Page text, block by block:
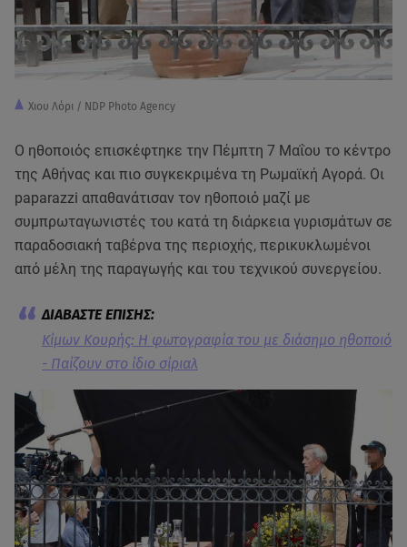
Χιου Λόρι / NDP Photo Agency
Ο ηθοποιός επισκέφτηκε την Πέμπτη 7 Μαΐου το κέντρο
της Αθήνας και πιο συγκεκριμένα τη Ρωμαϊκή Αγορά. Οι
paparazzi απαθανάτισαν τον ηθοποιό μαζί με
συμπρωταγωνιστές του κατά τη διάρκεια γυρισμάτων σε
παραδοσιακή ταβέρνα της περιοχής, περικυκλωμένοι
από μέλη της παραγωγής και του τεχνικού συνεργείου.
Κίμων Κουρής: Η φωτογραφία του με διάσημο ηθοποιό
- Παίζουν στο ίδιο σίριαλ